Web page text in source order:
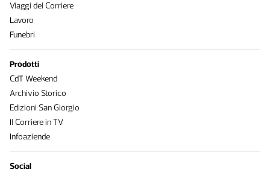
Viaggi del Corriere
Lavoro
Funebri
Prodotti
CdT Weekend
Archivio Storico
Edizioni San Giorgio
Il Corriere in TV
Infoaziende
Social